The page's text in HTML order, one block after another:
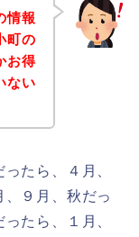
情報
町の
お得
ない
たら、４月、
、９月、秋だっ
たら、１月、